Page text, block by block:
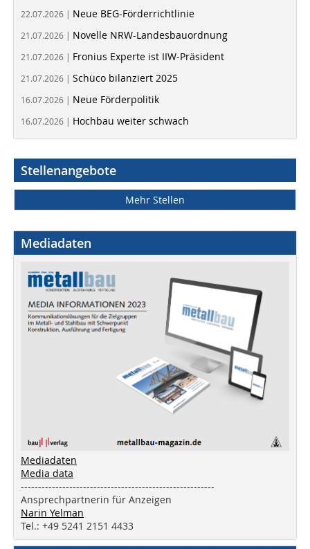
22.07.2026 | Neue BEG-Förderrichtlinie
21.07.2026 | Novelle NRW-Landesbauordnung
21.07.2026 | Fronius Experte ist IIW-Präsident
21.07.2026 | Schüco bilanziert 2025
16.07.2026 | Neue Förderpolitik
16.07.2026 | Hochbau weiter schwach
Stellenangebote
Mehr Stellen
Mediadaten
Mediadaten
Media data
--------------------------------------------------------
Ansprechpartnerin für Anzeigen
Narin Yelman
Tel.: +49 5241 2151 4433